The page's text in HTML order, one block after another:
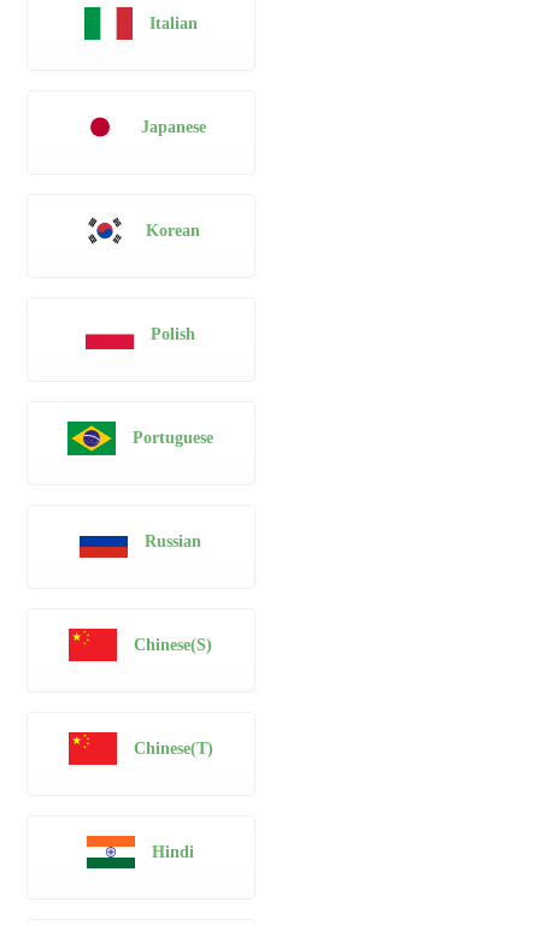
Italian
Japanese
Korean
Polish
Portuguese
Russian
Chinese(S)
Chinese(T)
Hindi